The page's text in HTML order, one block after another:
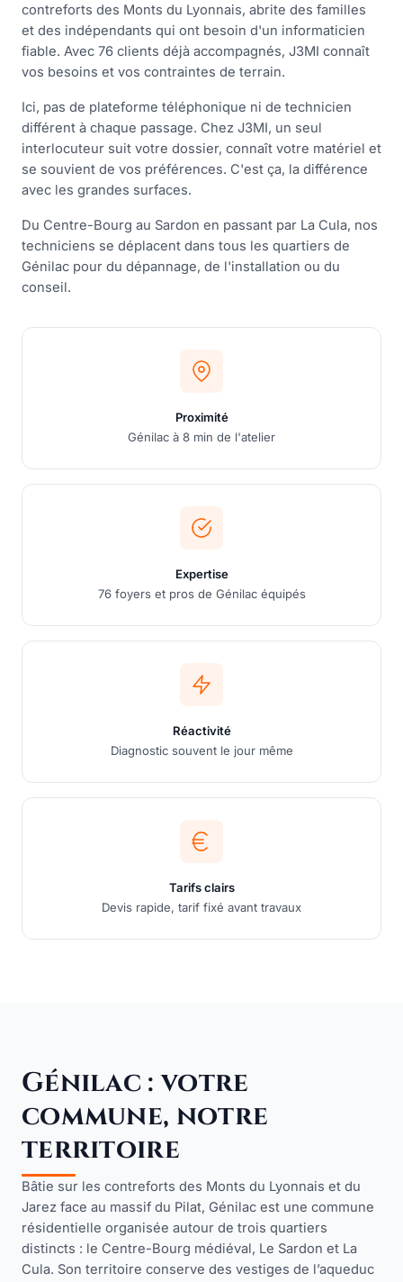
contreforts des Monts du Lyonnais, abrite des familles
et des indépendants qui ont besoin d'un informaticien
fiable. Avec 76 clients déjà accompagnés, J3MI connaît
vos besoins et vos contraintes de terrain.
Ici, pas de plateforme téléphonique ni de technicien
différent à chaque passage. Chez J3MI, un seul
interlocuteur suit votre dossier, connaît votre matériel et
se souvient de vos préférences. C'est ça, la différence
avec les grandes surfaces.
Du Centre-Bourg au Sardon en passant par La Cula, nos
techniciens se déplacent dans tous les quartiers de
Génilac pour du dépannage, de l'installation ou du
conseil.
Proximité
Génilac à 8 min de l'atelier
Expertise
76 foyers et pros de Génilac équipés
Réactivité
Diagnostic souvent le jour même
Tarifs clairs
Devis rapide, tarif fixé avant travaux
Génilac : votre
commune, notre
territoire
Bâtie sur les contreforts des Monts du Lyonnais et du
Jarez face au massif du Pilat, Génilac est une commune
résidentielle organisée autour de trois quartiers
distincts : le Centre-Bourg médiéval, Le Sardon et La
Cula. Son territoire conserve des vestiges de l’aqueduc